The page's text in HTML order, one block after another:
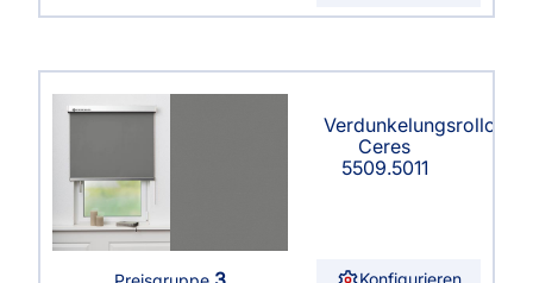
Verdunkelungsrollo
Ceres
5509.5011
Konfigurieren